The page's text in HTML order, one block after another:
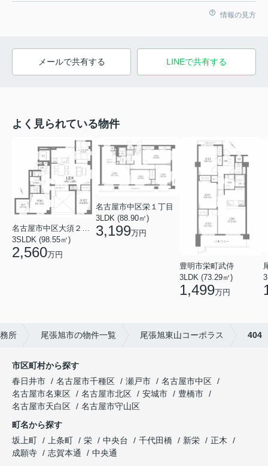
情報の見方
メールで共有する LINEで共有する
よく見られている物件
3SLDK (98.55㎡)
2,560万円
名古屋市中区栄１丁目
3LDK (88.90㎡)
3,199万円
豊明市栄町武侍
3LDK (73.29㎡)
1,499万円
所 尾張旭市の物件一覧 尾張旭東山コーポラス 404
市区町村から探す
春日井市
名古屋市千種区 瀬戸市
名古屋市中区
名古屋市名東区
名古屋市北区 安城市
豊橋市
名古屋市天白区
名古屋市守山区
町名から探す
坂上町
上条町 栄 中央台 千代田橋 新栄
正木
成願寺
志賀本通
中央通